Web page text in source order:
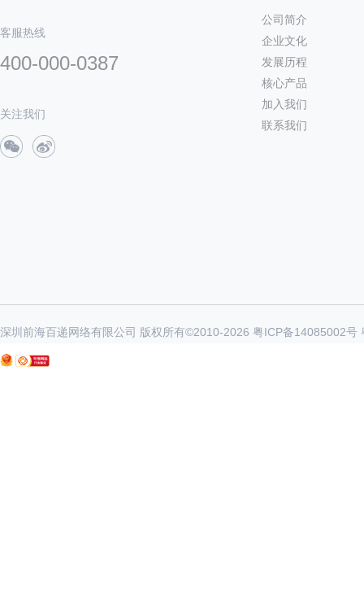
客服热线
400-000-0387
关注我们
公司简介
企业文化
发展历程
核心产品
加入我们
联系我们
深圳前海百递网络有限公司 版权所有©2010-2026 粤ICP备14085002号